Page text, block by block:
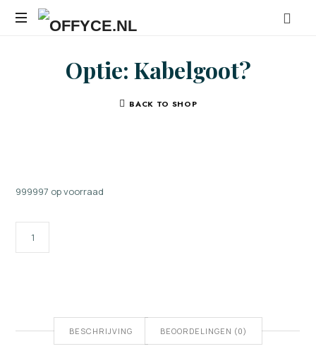
OFFYCE.NL
werkplek,Optie: Kabelgoot?
BACK TO SHOP
999997 op voorraad
KABELGOOT?
AANTAL
BESCHRIJVING BEOORDELINGEN (0)